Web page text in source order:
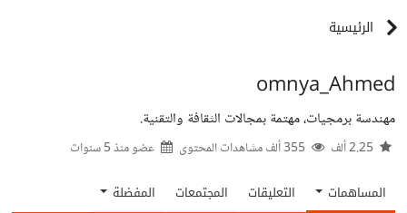
الرئيسية
omnya_Ahmed
مهندسة برمجيات، مهتمة بمجالات الثقافة والتقنية.
عضو منذ5 سنوات
المساهمات التعليقات المجتمعات المفضلة